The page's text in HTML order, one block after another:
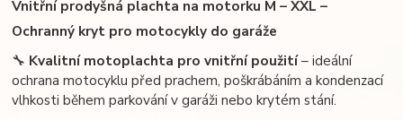
Vnitřní prodyšná plachta na motorku M – XXL –
Ochranný kryt pro motocykly do garáže
🔧 Kvalitní motoplachta pro vnitřní použití– ideální
ochrana motocyklu před prachem, poškrábáním a kondenzací
vlhkosti během parkování v garáži nebo krytém stání.